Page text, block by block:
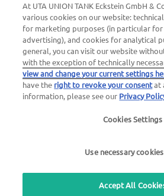
Accedi all'area
UTA Edenred
Termini e condizioni generali |
At UTA UNION TANK Eckstein GmbH &
various cookies on our website:
for marketing purposes (in particular
advertising), and cookies for analytical
general, you can visit our website
with the exception of technically
view and change your current settings
have the right to revoke your consentat
information, please see our Privacy
Cookies Settings
Use necessary
Accept All